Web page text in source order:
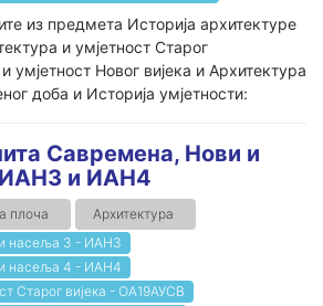
из предмета Историја архитектуре
и умјетност Старог
умјетност Новог вијека и Архитектура
доба и Историја умјетности:
Савремена, Нови и
ИАН3 и ИАН4
плоча
Архитектура
и насеља 3 - ИАН3
и насеља 4 - ИАН4
Старог вијека - ОА19АУСВ